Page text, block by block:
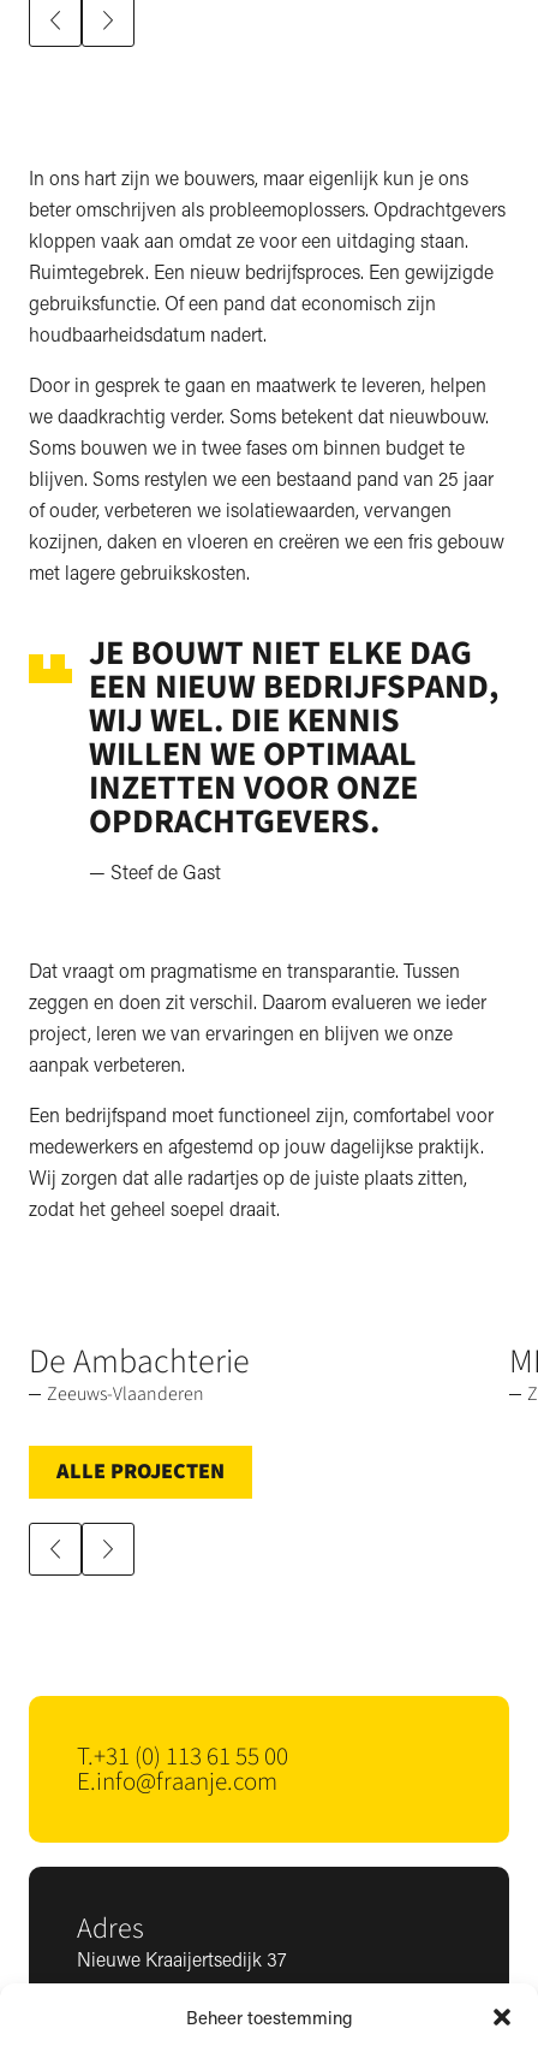
Beheer toestemming
In ons hart zijn we bouwers, maar eigenlijk kun je ons
beter omschrijven als probleemoplossers. Opdrachtgevers
kloppen vaak aan omdat ze voor een uitdaging staan.
Ruimtegebrek. Een nieuw bedrijfsproces. Een gewijzigde
gebruiksfunctie. Of een pand dat economisch zijn
houdbaarheidsdatum nadert.
Door in gesprek te gaan en maatwerk te leveren, helpen
we daadkrachtig verder. Soms betekent dat nieuwbouw.
Soms bouwen we in twee fases om binnen budget te
blijven. Soms restylen we een bestaand pand van 25 jaar
of ouder, verbeteren we isolatiewaarden, vervangen
kozijnen, daken en vloeren en creëren we een fris gebouw
met lagere gebruikskosten.
JE BOUWT NIET ELKE DAG
EEN NIEUW BEDRIJFSPAND,
WIJ WEL. DIE KENNIS
WILLEN WE OPTIMAAL
INZETTEN VOOR ONZE
OPDRACHTGEVERS.
— Steef de Gast
Dat vraagt om pragmatisme en transparantie. Tussen
zeggen en doen zit verschil. Daarom evalueren we ieder
project, leren we van ervaringen en blijven we onze
aanpak verbeteren.
Een bedrijfspand moet functioneel zijn, comfortabel voor
medewerkers en afgestemd op jouw dagelijkse praktijk.
Wij zorgen dat alle radartjes op de juiste plaats zitten,
zodat het geheel soepel draait.
De Ambachterie
Zeeuws-Vlaanderen
ALLE PROJECTEN
T.+31 (0) 113 61 55 00
E.info@fraanje.com
Adres
Nieuwe Kraaijertsedijk 37
4458 NK ’s-Heer Arendskerke